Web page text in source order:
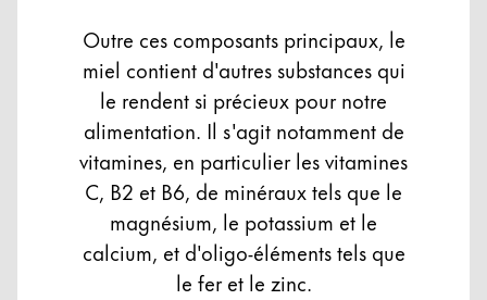
Outre ces composants principaux, le
miel contient d'autres substances qui
le rendent si précieux pour notre
alimentation. Il s'agit notamment de
vitamines, en particulier les vitamines
C, B2 et B6, de minéraux tels que le
magnésium, le potassium et le
calcium, et d'oligo-éléments tels que
le fer et le zinc.